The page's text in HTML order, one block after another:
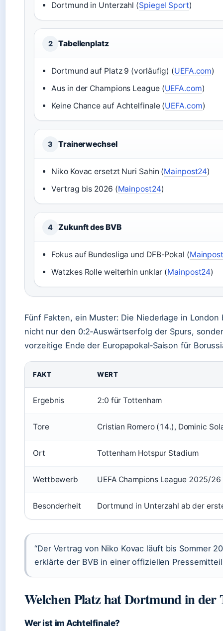
Dortmund in Unterzahl (Spiegel Sport)
2 Tabellenplatz
Dortmund auf Platz 9 (vorläufig) (UEFA.com)
Aus in der Champions League (UEFA.com)
Keine Chance auf Achtelfinale (UEFA.com)
3 Trainerwechsel
Niko Kovac ersetzt Nuri Sahin (Mainpost24)
Vertrag bis 2026 (Mainpost24)
4 Zukunft des BVB
Fokus auf Bundesliga und DFB-Pokal (
Watzkes Rolle weiterhin unklar (Mainpost24)
Fünf Fakten, ein Muster: Die Niederlage in London
nicht nur den 0:2‑Auswärtserfolg der Spurs,
vorzeitige Ende der Europapokal‑Saison für
FAKT WERT
Ergebnis 2:0 für Tottenham
Tore Cristian Romero (14.), Dominic
Ort Tottenham Hotspur Stadium
Wettbewerb UEFA Champions League 2025/26
Besonderheit Dortmund in Unterzahl ab der
“Der Vertrag von Niko Kovac läuft bis Sommer
erklärte der BVB in einer offiziellen
Welchen Platz hat Dortmund in der
Wer ist im Achtelfinale?